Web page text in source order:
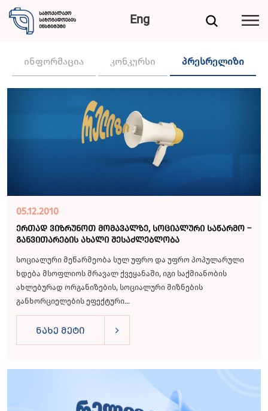
Eng
ინფორმაცია კონკურსი პრესრელიზი
05.12.2010
ერთად ვიზრუნოთ მომავალზე, სოციალური საწარმო –
განვითარების ახალი შესაძლებლობა
სოციალური მეწარმეობა სულ უფრო და უფრო პოპულარული
ხდება მსოფლიოს მრავალ ქვეყანაში, იგი საქმიანობის
ახლებურად ორგანიზების, სოციალური მიზნების
განხორციელების ეფექტური...
ნახე მეტი